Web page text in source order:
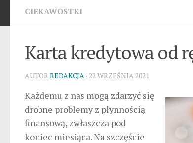
CIEKAWOSTKI
Karta kredytowa od
AUTOR REDAKCJA · 22 WRZEŚNIA 2021
Każdemu z nas mogą zdarzyć się
drobne problemy z płynnością
finansową, zwłaszcza pod
koniec miesiąca. Na szczęście